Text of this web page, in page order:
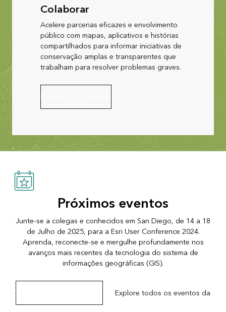
Colaborar
Acelere parcerias eficazes e envolvimento
público com mapas, aplicativos e histórias
compartilhados para informar iniciativas de
conservação amplas e transparentes que
trabalham para resolver problemas graves.
Explore o ArcGIS Hub
Próximos eventos
Junte-se a colegas e conhecidos em San Diego, de 14 a 18
de Julho de 2025, para a Esri User Conference 2024.
Aprenda, reconecte-se e mergulhe profundamente nos
avanços mais recentes da tecnologia do sistema de
informações geográficas (GIS).
Visite a página de eventos Explore todos os eventos da